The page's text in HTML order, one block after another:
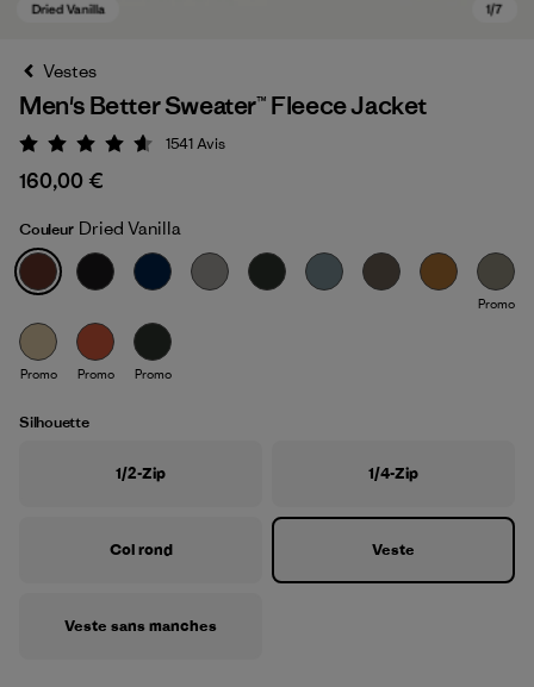
Dried Vanilla
Vestes
Men's Better Sweater™ Fleece Jacket
Évaluation: 4.6 / 5
1541Avis
160,00 €
Couleur Dried Vanilla
Promo
Promo Promo Promo
Silhouette
1/2-Zip 1/4-Zip
Col rond Veste
Veste sans manches